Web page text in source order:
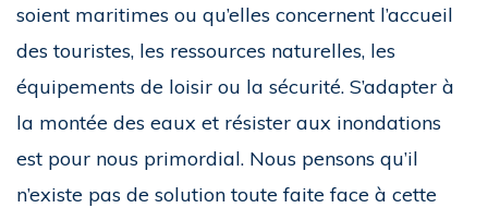
soient maritimes ou qu’elles concernent l’accueil
des touristes, les ressources naturelles, les
équipements de loisir ou la sécurité. S’adapter à
la montée des eaux et résister aux inondations
est pour nous primordial. Nous pensons qu’il
n’existe pas de solution toute faite face à cette